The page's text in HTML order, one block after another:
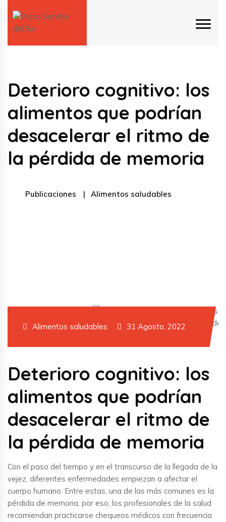
Deterioro cognitivo: los
alimentos que podrían
desacelerar el ritmo de
la pérdida de memoria
Publicaciones Alimentos saludables
Previous Next
Alimentos saludables 31 Agosto, 2022
Deterioro cognitivo: los
alimentos que podrían
desacelerar el ritmo de
la pérdida de memoria
Con el paso del tiempo y en el transcurso de la llegada de la
vejez, diferentes enfermedades empiezan a afectar el
cuerpo humano. Entre estas, una de las más comunes es la
pérdida de memoria, por eso, los profesionales de la salud
recomiendan practicarse chequeos médicos con frecuencia